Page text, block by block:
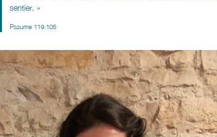
sentier. »
Psaume 119.105